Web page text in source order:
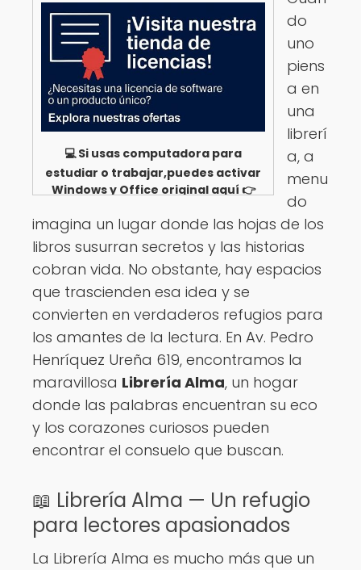
💻 Si usas computadora para
estudiar o trabajar,puedes activar
Windows y Office original aquí 👉
do
uno
piens
a en
una
librerí
a, a
menu
do
imagina un lugar donde las hojas de los
libros susurran secretos y las historias
cobran vida. No obstante, hay espacios
que trascienden esa idea y se
convierten en verdaderos refugios para
los amantes de la lectura. En Av. Pedro
Henríquez Ureña 619, encontramos la
maravillosa Librería Alma, un hogar
donde las palabras encuentran su eco
y los corazones curiosos pueden
encontrar el consuelo que buscan.
📖 Librería Alma — Un refugio
para lectores apasionados
La Librería Alma es mucho más que un